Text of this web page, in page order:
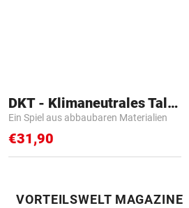
DKT - Klimaneutrales Talent
Ein Spiel aus abbaubaren Materialien
€31,90
VORTEILSWELT MAGAZINE